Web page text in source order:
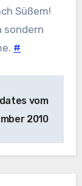
Süßem!
sondern
#
vom
2010